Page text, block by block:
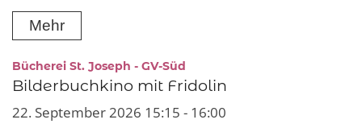
Mehr
Bücherei St. Joseph - GV-Süd
Bilderbuchkino mit Fridolin
22. September 2026 15:15 - 16:00